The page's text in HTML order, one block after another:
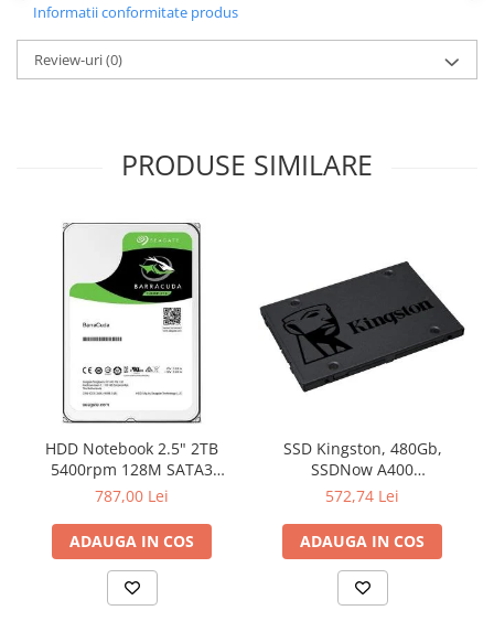
Surse
Cooler
Software
Retelistica & Supraveghere
Printing
Multifunctionale
Imprimante
Imprimante 3D
TV, Multimedia & Electronice
Televizoare & accesorii
Multiboard & Accessorii
Multimedia
Foto & Video
Informatii conformitate produs
Review-uri(0)
PRODUSE SIMILARE
HDD Notebook 2.5" 2TB
5400rpm 128M SATA3
SEAGATE
787,00 Lei
ADAUGA IN COS
SSD Kingston, 480Gb,
SSDNow A400
"SA400S37/480G"
572,74 Lei
ADAUGA IN COS